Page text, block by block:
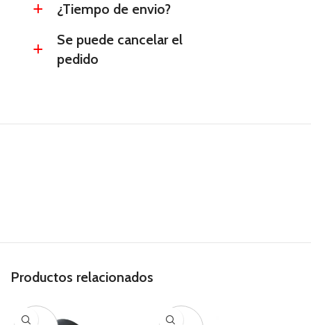
a ¿Tiempo de envio?
a
Se puede cancelar el
pedido
Productos relacionados